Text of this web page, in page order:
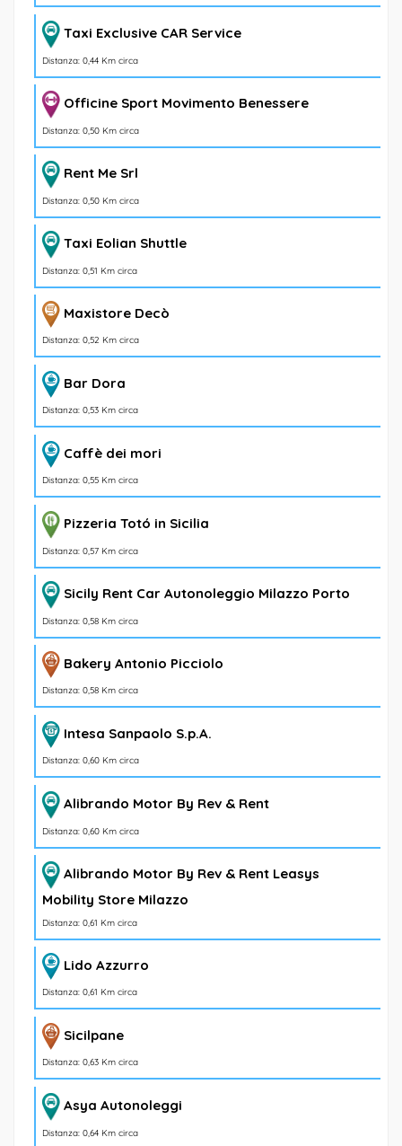
Taxi Exclusive CAR Service
Distanza: 0,44 Km circa
Officine Sport Movimento Benessere
Distanza: 0,50 Km circa
Rent Me Srl
Distanza: 0,50 Km circa
Taxi Eolian Shuttle
Distanza: 0,51 Km circa
Maxistore Decò
Distanza: 0,52 Km circa
Bar Dora
Distanza: 0,53 Km circa
Caffè dei mori
Distanza: 0,55 Km circa
Pizzeria Totó in Sicilia
Distanza: 0,57 Km circa
Sicily Rent Car Autonoleggio Milazzo Porto
Distanza: 0,58 Km circa
Bakery Antonio Picciolo
Distanza: 0,58 Km circa
Intesa Sanpaolo S.p.A.
Distanza: 0,60 Km circa
Alibrando Motor By Rev & Rent
Distanza: 0,60 Km circa
Alibrando Motor By Rev & Rent Leasys
Mobility Store Milazzo
Distanza: 0,61 Km circa
Lido Azzurro
Distanza: 0,61 Km circa
Sicilpane
Distanza: 0,63 Km circa
Asya Autonoleggi
Distanza: 0,64 Km circa